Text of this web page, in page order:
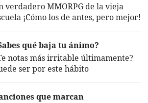
verdadero MMORPG de la vieja
¡Cómo los de antes, pero mejor!
qué baja tu ánimo?
notas más irritable últimamente?
ser por este hábito
que marcan